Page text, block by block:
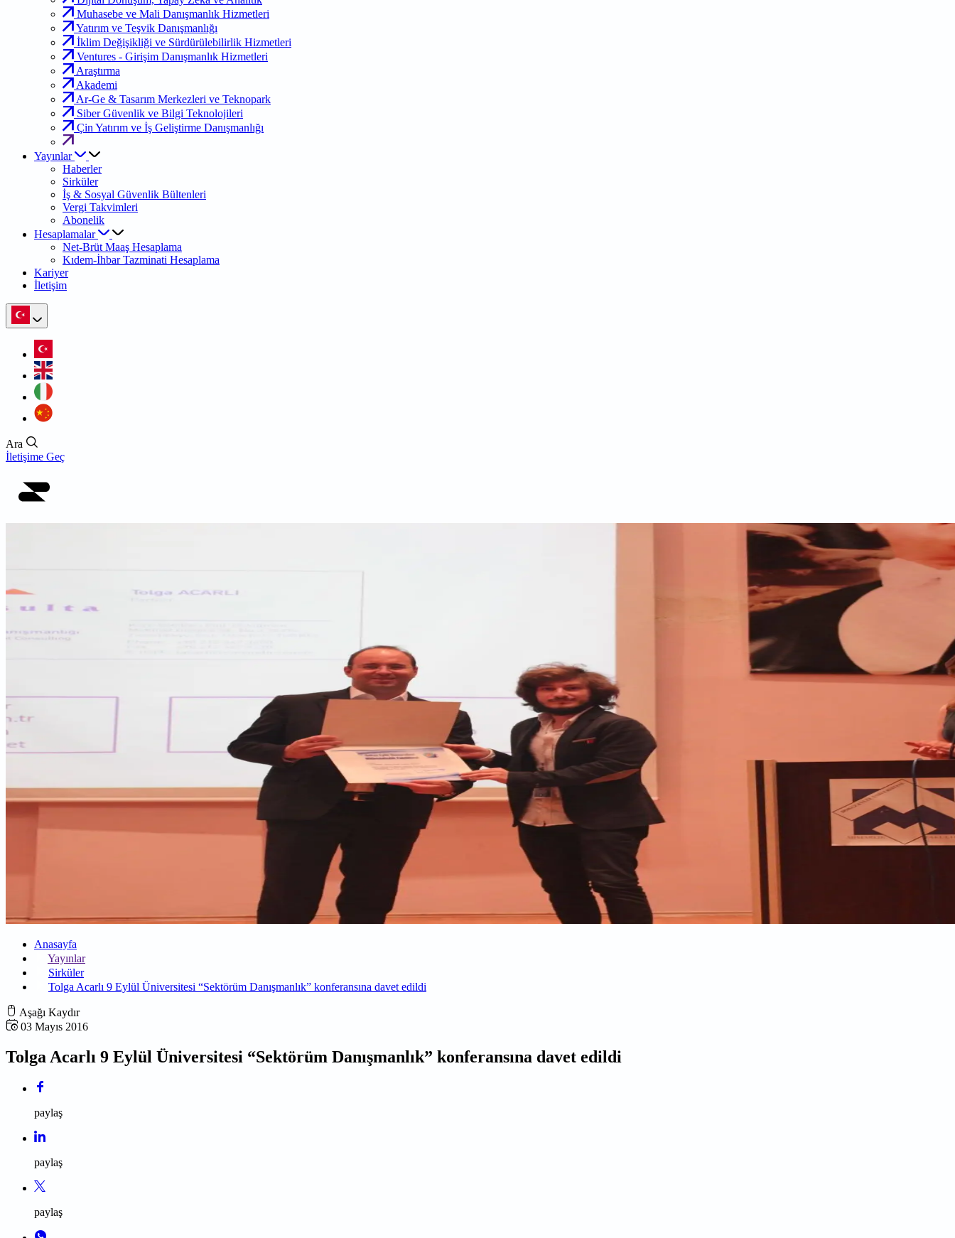
Muhasebe ve Mali Danışmanlık Hizmetleri
Yatırım ve Teşvik Danışmanlığı
İklim Değişikliği ve Sürdürülebilirlik Hizmetleri
Ventures - Girişim Danışmanlık Hizmetleri
Araştırma
Akademi
Ar-Ge & Tasarım Merkezleri ve Teknopark
Siber Güvenlik ve Bilgi Teknolojileri
Çin Yatırım ve İş Geliştirme Danışmanlığı
Yayınlar
Haberler
Sirküler
İş & Sosyal Güvenlik Bültenleri
Vergi Takvimleri
Abonelik
Hesaplamalar
Net-Brüt Maaş Hesaplama
Kıdem-İhbar Tazminati Hesaplama
Kariyer
İletişim
Ara
İletişime Geç
Anasayfa
Yayınlar
Sirküler
Tolga Acarlı 9 Eylül Üniversitesi “Sektörüm Danışmanlık” konferansına davet edildi
Aşağı Kaydır
03 Mayıs 2016
Tolga Acarlı 9 Eylül Üniversitesi “Sektörüm Danışmanlık” konferansına davet edildi
paylaş
paylaş
paylaş